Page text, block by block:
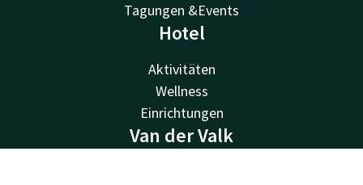
Tagungen &Events
Hotel
Aktivitäten
Wellness
Einrichtungen
Van der Valk